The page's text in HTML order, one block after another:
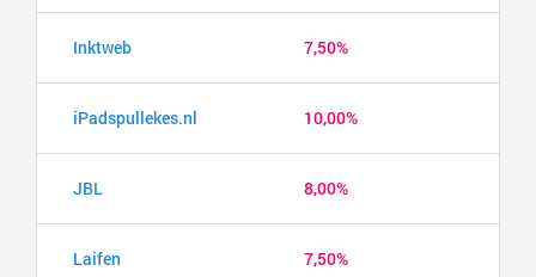
Inktweb 7,50%
iPadspullekes.nl 10,00%
JBL 8,00%
Laifen 7,50%